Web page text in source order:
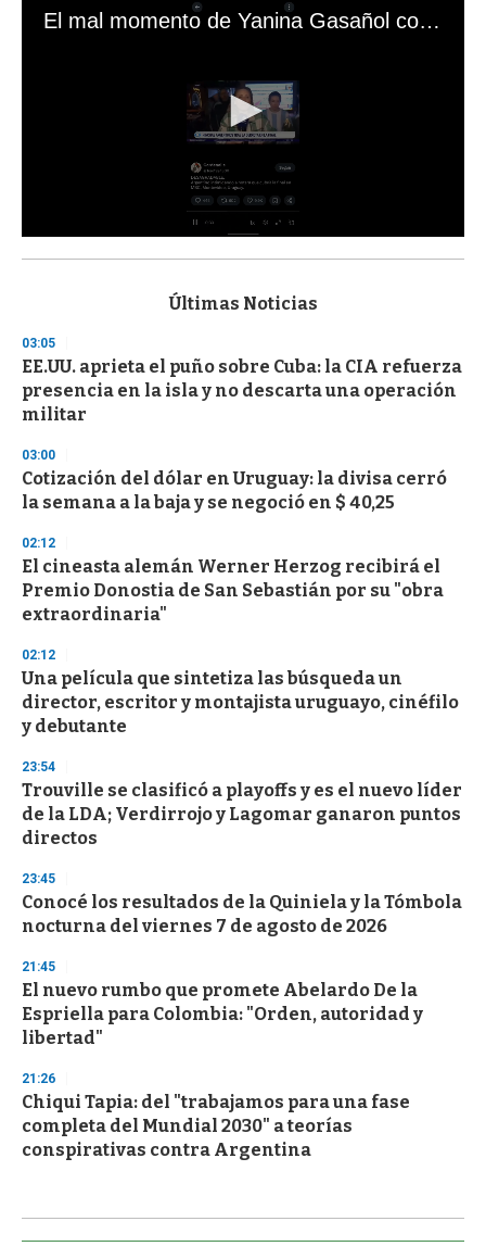
El mal momento de Yanina Gasañol con un hincha argentino en "Subrayado"
s
d
s
o
f
3
s
e
c
o
d
s
Últimas Noticias
03:05
EE.UU. aprieta el puño sobre Cuba: la CIA refuerza
presencia en la isla y no descarta una operación
militar
03:00
Cotización del dólar en Uruguay: la divisa cerró
la semana a la baja y se negoció en $ 40,25
02:12
El cineasta alemán Werner Herzog recibirá el
Premio Donostia de San Sebastián por su "obra
extraordinaria"
02:12
Una película que sintetiza las búsqueda un
director, escritor y montajista uruguayo, cinéfilo
y debutante
23:54
Trouville se clasificó a playoffs y es el nuevo líder
de la LDA; Verdirrojo y Lagomar ganaron puntos
directos
23:45
Conocé los resultados de la Quiniela y la Tómbola
nocturna del viernes 7 de agosto de 2026
21:45
El nuevo rumbo que promete Abelardo De la
Espriella para Colombia: "Orden, autoridad y
libertad"
21:26
Chiqui Tapia: del "trabajamos para una fase
completa del Mundial 2030" a teorías
conspirativas contra Argentina